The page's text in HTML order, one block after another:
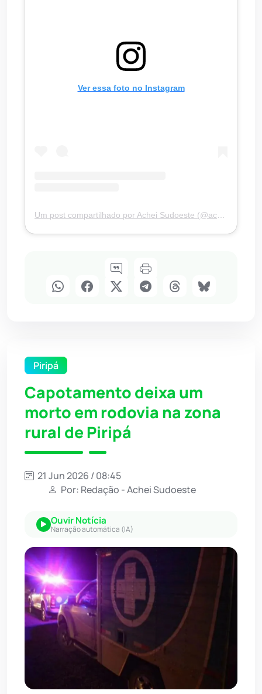
Ver essa foto no Instagram
Piripá
Capotamento deixa um
morto em rodovia na zona
rural de Piripá
21 Jun 2026 / 08:45
Por: Redação - Achei Sudoeste
Ouvir Notícia
Narração automática (IA)